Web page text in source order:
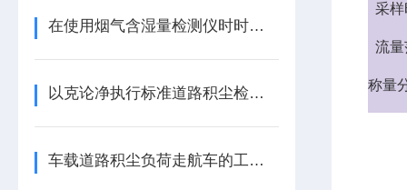
在使用烟气含湿量检测仪时时要注意这些事项才行
以克论净执行标准道路积尘检测方法以及设备
车载道路积尘负荷走航车的工作原理与应用
采
流
称量